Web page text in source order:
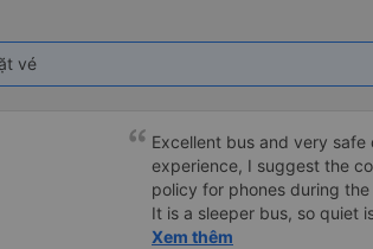
vé
Excellent bus and very
experience, I suggest the
policy for phones during
It is a sleeper bus, so quiet
Wi-Fi password clearly
Xem thêm